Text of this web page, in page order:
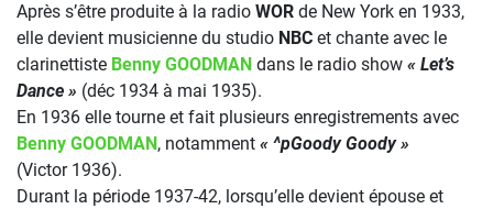
Après s’être produite à la radio WOR de New York en 1933,
elle devient musicienne du studio NBC et chante avec le
clarinettiste Benny GOODMAN dans le radio show « Let’s
Dance » (déc 1934 à mai 1935).
En 1936 elle tourne et fait plusieurs enregistrements avec
Benny GOODMAN, notamment « ^pGoody Goody »
(Victor 1936).
Durant la période 1937-42, lorsqu’elle devient épouse et